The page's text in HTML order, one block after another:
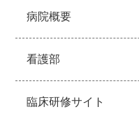
病院概要
看護部
臨床研修サイト